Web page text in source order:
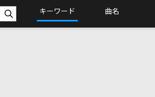
キーワード 曲名